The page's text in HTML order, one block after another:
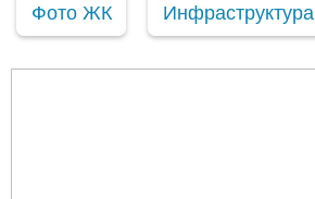
Фото ЖК Инфраструктура